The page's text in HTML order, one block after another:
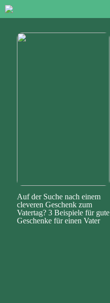
Auf der Suche nach einem
cleveren Geschenk zum
Vatertag? 3 Beispiele für gute
Geschenke für einen Vater